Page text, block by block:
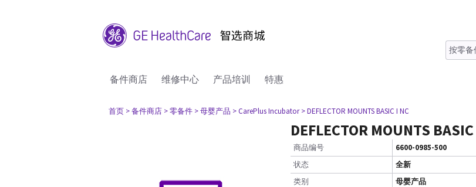
备件商店 维修中心 产品培训 特惠
首页 > 备件商店 > 零备件 > 母婴产品 > CarePlus Incubator > DEFLECTOR MOUNTS BASIC I NC
DEFLECTOR MOUNTS
商品编号
6600-0985-500
状态
全新
类别
母婴产品